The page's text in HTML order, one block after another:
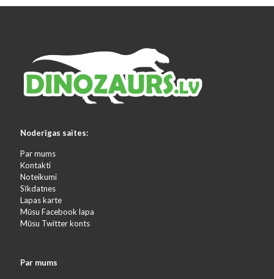
Noderīgas saites:
Par mums
Kontakti
Noteikumi
Sīkdatnes
Lapas karte
Mūsu Facebook lapa
Mūsu Twitter konts
Par mums